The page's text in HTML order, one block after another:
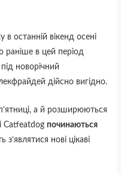
останній вікенд осені
раніше в цей період
новорічний
дійсно вигідно.
а й розширюються
Catfeatdogпочинаються
нові цікаві